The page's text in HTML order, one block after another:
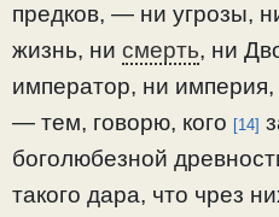
предков, — ни угрозы,
жизнь, ни смерть, ни
император, ни
— тем, говорю, кого [14]
боголюбезной
такого дара, что чрез